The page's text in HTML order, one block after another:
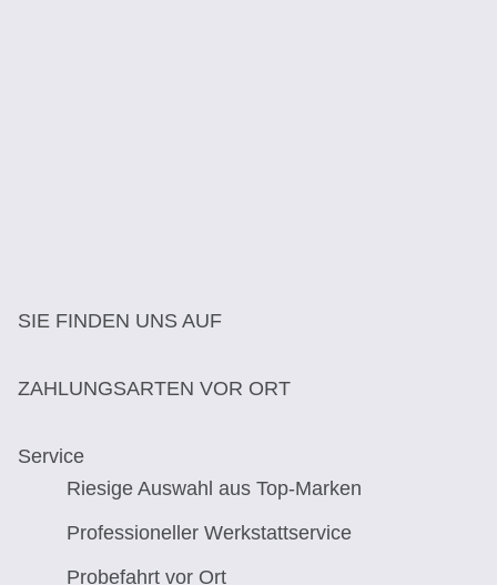
SIE FINDEN UNS AUF
ZAHLUNGSARTEN VOR ORT
Service
Riesige Auswahl aus Top-Marken
Professioneller Werkstattservice
Probefahrt vor Ort